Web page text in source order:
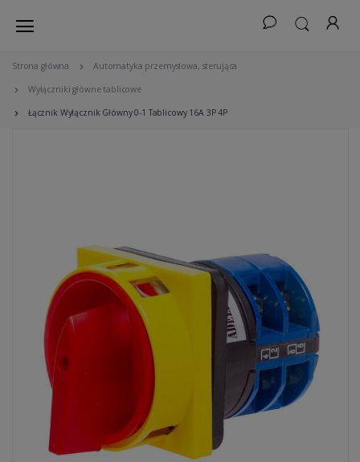
Strona główna Automatyka przemysłowa, sterująca
Wyłączniki główne tablicowe
Łącznik Wyłącznik Główny 0-1 Tablicowy 16A 3P 4P